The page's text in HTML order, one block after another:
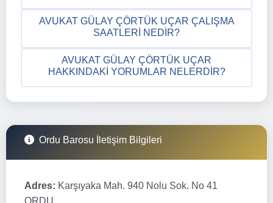
AVUKAT GÜLAY ÇÖRTÜK UÇAR ÇALIŞMA
SAATLERI NEDIR?
AVUKAT GÜLAY ÇÖRTÜK UÇAR
HAKKINDAKI YORUMLAR NELERDIR?
Ordu Barosu İletişim Bilgileri
Adres: Karşıyaka Mah. 940 Nolu Sok. No 41
ORDU